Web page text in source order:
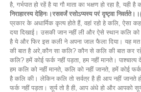
है, गर्भपात हो रहें है या गौ माता का भक्षण हो रहा है, यही है
निराहारस्य देहिनः।रसवर्जं रसोऽप्यस्य परं दृष्ट्वा
प्रकार के अधार्मिक कृत्य होते हैं, वहां रहो हे कलि, ऐसा
दया दिखाई। उसकी जान नहीं ली और ऐसे स्थान कलि को
है ये और फिर इस कली ने अपना जाल फैला दिया। यह
की बात है अरे,कौन सा कलि? कौन से कलि की बात कर
कलि? हमें कोई फर्क नहीं पड़ता, हम नहीं मानते।
हम कलि को नहीं मानते, कलि को नहीं जानते, हमें कोई फर्क
है कलि की। लेकिन कलि तो सर्वत्र है ही आप नहीं जानते
फर्क नहीं पड़ता। सूर्य तो है ही, आप अंधे हो और आपको